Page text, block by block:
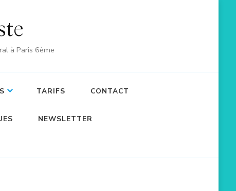
à Paris 6ème
TARIFS CONTACT
NEWSLETTER